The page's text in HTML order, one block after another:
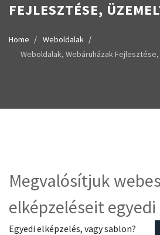
FEJLESZTÉSE,
Home
Weboldalak
Weboldalak, Webáruházak
Megvalósítjuk webes
elképzeléseit
Egyedi elképzelés, vagy sablon?